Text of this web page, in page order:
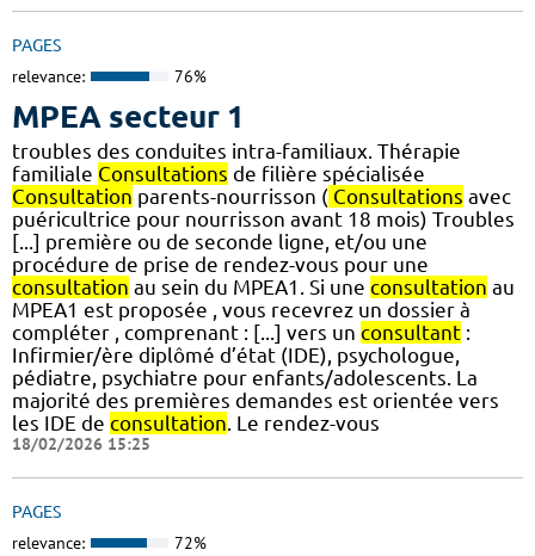
PAGES
relevance: 76%
MPEA secteur 1
troubles des conduites intra-familiaux. Thérapie
familiale Consultations de filière spécialisée
Consultation parents-nourrisson ( Consultations avec
puéricultrice pour nourrisson avant 18 mois) Troubles
[...] première ou de seconde ligne, et/ou une
procédure de prise de rendez-vous pour une
consultation au sein du MPEA1. Si une consultation au
MPEA1 est proposée , vous recevrez un dossier à
compléter , comprenant : [...] vers un consultant :
Infirmier/ère diplômé d’état (IDE), psychologue,
pédiatre, psychiatre pour enfants/adolescents. La
majorité des premières demandes est orientée vers
les IDE de consultation . Le rendez-vous
18/02/2026 15:25
PAGES
relevance: 72%